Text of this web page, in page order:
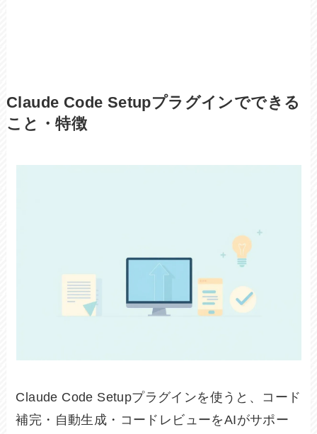
Claude Code Setupプラグインでできる
こと・特徴
Claude Code Setupプラグインを使うと、コード
補完・自動生成・コードレビューをAIがサポー